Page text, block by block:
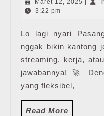
Maret 12, 2025 |
3:22 pm
Lo lagi nyari
nggak bikin kantong
streaming, kerja,
jawabannya! 🚀
yang fleksibel,
Read More